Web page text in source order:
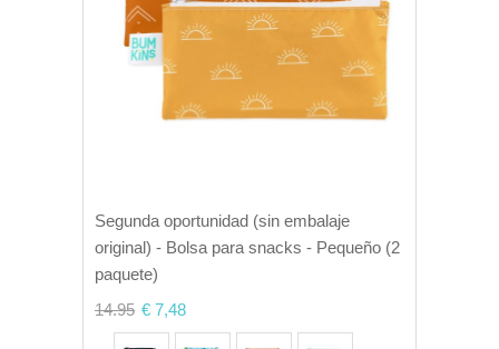
Segunda oportunidad (sin embalaje
original) - Bolsa para snacks - Pequeño (2
paquete)
14.95 € 7,48